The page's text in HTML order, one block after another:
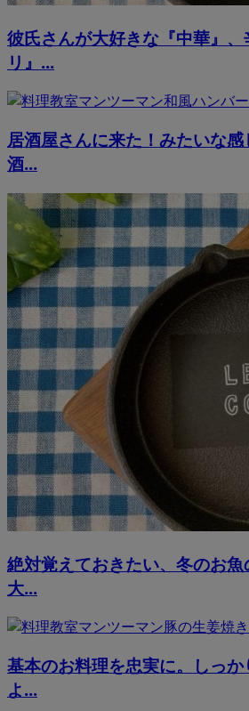
彼氏さんが大好きな『中華』
リ』...
居酒屋さんに来た！みたいな
酒...
絶対覚えておきたい、冬のお魚
大...
基本のお料理を忠実に。しっ
よ...